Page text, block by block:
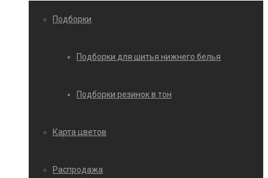
Подборки
Подборки для шитья нижнего белья
Подборки резинок в тон
Карта цветов
Распродажа